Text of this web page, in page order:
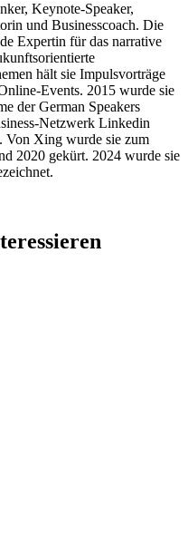
Keynote-Speaker,
und Businesscoach. Die
Expertin für das narrative
hält sie Impulsvorträge
Events. 2015 wurde sie
der German Speakers
Netzwerk Linkedin
Von Xing wurde sie zum
2020 gekürt. 2024 wurde sie